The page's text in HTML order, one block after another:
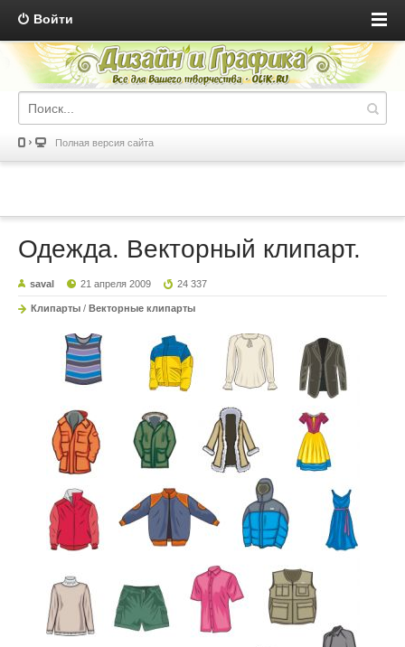
Войти
Полная версия сайта
Одежда. Векторный клипарт.
saval 21 апреля 2009 24 337
Клипарты / Векторные клипарты